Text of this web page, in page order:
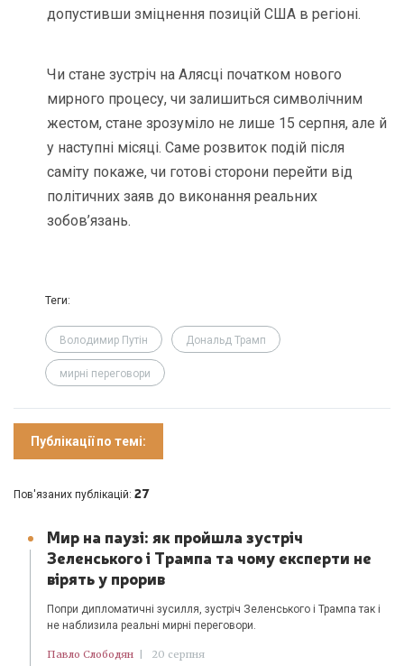
допустивши зміцнення позицій США в регіоні.
Чи стане зустріч на Алясці початком нового
мирного процесу, чи залишиться символічним
жестом, стане зрозуміло не лише 15 серпня, але й
у наступні місяці. Саме розвиток подій після
саміту покаже, чи готові сторони перейти від
політичних заяв до виконання реальних
зобов’язань.
Теги:
Володимир Путін Дональд Трамп
мирні переговори
Публікації по темі:
Пов'язаних публікацій: 27
Мир на паузі: як пройшла зустріч
Зеленського і Трампа та чому експерти не
вірять у прорив
Попри дипломатичні зусилля, зустріч Зеленського і Трампа так і
не наблизила реальні мирні переговори.
Павло Слободян 20 серпня